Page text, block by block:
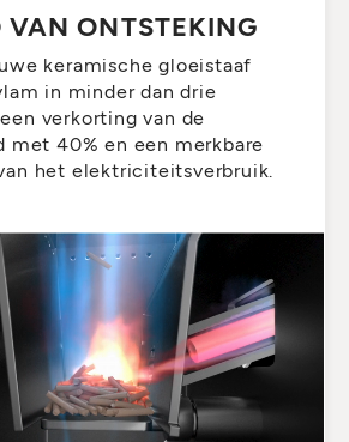
VAN ONTSTEKING
keramische gloeistaaf
in minder dan drie
verkorting van de
met 40% en een merkbare
het elektriciteitsverbruik.